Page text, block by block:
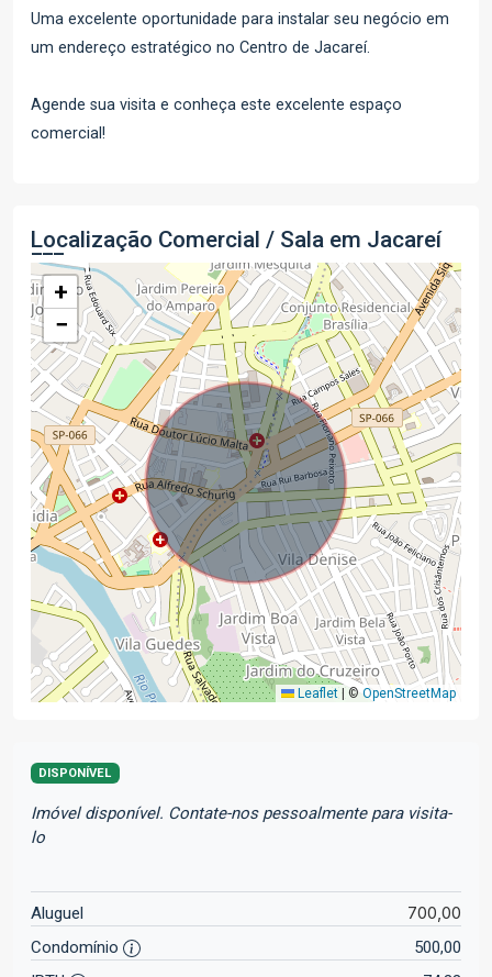
Uma excelente oportunidade para instalar seu negócio em
um endereço estratégico no Centro de Jacareí.
Agende sua visita e conheça este excelente espaço
comercial!
Localização Comercial / Sala em Jacareí
+
−
Leaflet | © OpenStreetMap
DISPONÍVEL
Imóvel disponível. Contate-nos pessoalmente para visita-
lo
Aluguel 700,00
Condomínio
500,00